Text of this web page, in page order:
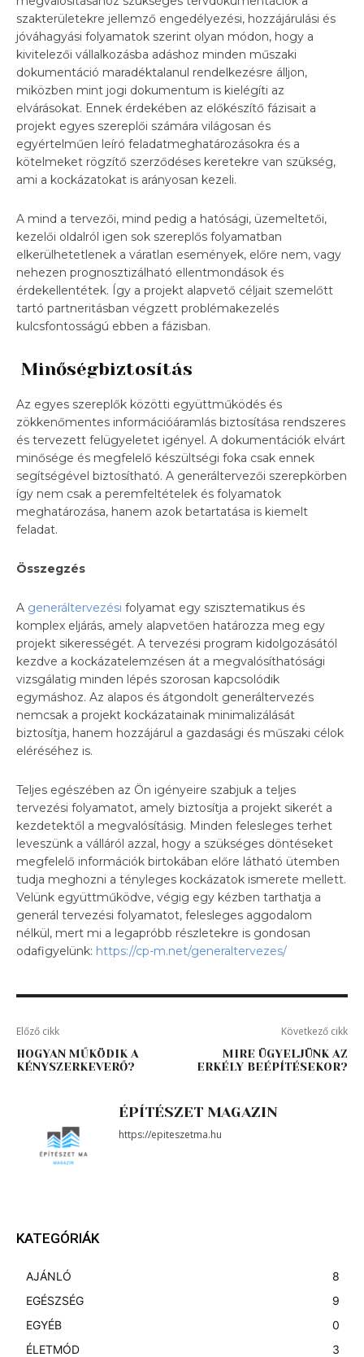
szakterületekre jellemző engedélyezési, hozzájárulási és
jóváhagyási folyamatok szerint olyan módon, hogy a
kivitelezői vállalkozásba adáshoz minden műszaki
dokumentáció maradéktalanul rendelkezésre álljon,
miközben mint jogi dokumentum is kielégíti az
elvárásokat. Ennek érdekében az előkészítő fázisait a
projekt egyes szereplői számára világosan és
egyértelműen leíró feladatmeghatározásokra és a
kötelmeket rögzítő szerződéses keretekre van szükség,
ami a kockázatokat is arányosan kezeli.
A mind a tervezői, mind pedig a hatósági, üzemeltetői,
kezelői oldalról igen sok szereplős folyamatban
elkerülhetetlenek a váratlan események, előre nem, vagy
nehezen prognosztizálható ellentmondások és
érdekellentétek. Így a projekt alapvető céljait szemelőtt
tartó partneritásban végzett problémakezelés
kulcsfontosságú ebben a fázisban.
Minőségbiztosítás
Az egyes szereplők közötti együttműködés és
zökkenőmentes információáramlás biztosítása rendszeres
és tervezett felügyeletet igényel. A dokumentációk elvárt
minősége és megfelelő készültségi foka csak ennek
segítségével biztosítható. A generáltervezői szerepkörben
így nem csak a peremfeltételek és folyamatok
meghatározása, hanem azok betartatása is kiemelt
feladat.
Összegzés
A generáltervezési folyamat egy szisztematikus és
komplex eljárás, amely alapvetően határozza meg egy
projekt sikerességét. A tervezési program kidolgozásától
kezdve a kockázatelemzésen át a megvalósíthatósági
vizsgálatig minden lépés szorosan kapcsolódik
egymáshoz. Az alapos és átgondolt generáltervezés
nemcsak a projekt kockázatainak minimalizálását
biztosítja, hanem hozzájárul a gazdasági és műszaki célok
eléréséhez is.
Teljes egészében az Ön igényeire szabjuk a teljes
tervezési folyamatot, amely biztosítja a projekt sikerét a
kezdetektől a megvalósításig. Minden felesleges terhet
leveszünk a válláról azzal, hogy a szükséges döntéseket
megfelelő információk birtokában előre látható ütemben
tudja meghozni a tényleges kockázatok ismerete mellett.
Velünk együttműködve, végig egy kézben tarthatja a
generál tervezési folyamatot, felesleges aggodalom
nélkül, mert mi a legapróbb részletekre is gondosan
odafigyelünk: https://cp-m.net/generaltervezes/
Előző cikk
HOGYAN MŰKÖDIK A
KÉNYSZERKEVERŐ?
Következő cikk
MIRE ÜGYELJÜNK AZ
ERKÉLY BEÉPÍTÉSEKOR?
ÉPÍTÉSZET MAGAZIN
https://epiteszetma.hu
KATEGÓRIÁK
AJÁNLÓ
8
EGÉSZSÉG
9
EGYÉB
0
ÉLETMÓD
3